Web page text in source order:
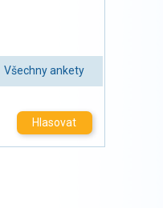
Všechny ankety
Hlasovat